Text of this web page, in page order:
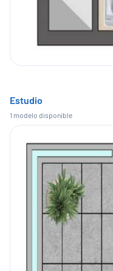
Estudio
1 modelo disponible